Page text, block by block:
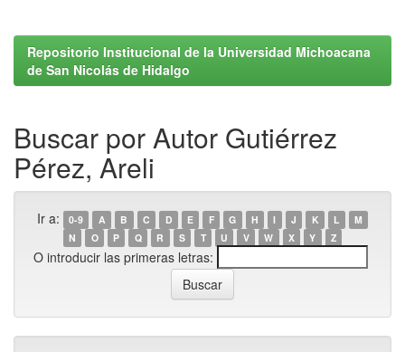
Repositorio Institucional de la Universidad Michoacana
de San Nicolás de Hidalgo
Buscar por Autor Gutiérrez
Pérez, Areli
Ir a: 0-9 A B C D E F G H I J K L
M
N
O P Q R S T U V W X Y Z
O introducir las primeras letras: